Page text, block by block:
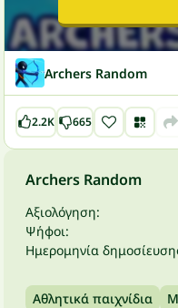
Archers Random
2.2K 665
Archers Random
Αξιολόγηση:
Ψήφοι:
Ημερομηνία
Αθλητικά παιχνίδια